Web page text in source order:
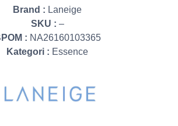
Brand : Laneige
SKU : –
: NA26160103365
Kategori : Essence